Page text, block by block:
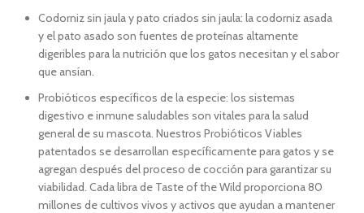
Codorniz sin jaula y pato criados sin jaula: la codorniz asada
y el pato asado son fuentes de proteínas altamente
digeribles para la nutrición que los gatos necesitan y el sabor
que ansían.
Probióticos específicos de la especie: los sistemas
digestivo e inmune saludables son vitales para la salud
general de su mascota. Nuestros Probióticos Viables
patentados se desarrollan específicamente para gatos y se
agregan después del proceso de cocción para garantizar su
viabilidad. Cada libra de Taste of the Wild proporciona 80
millones de cultivos vivos y activos que ayudan a mantener